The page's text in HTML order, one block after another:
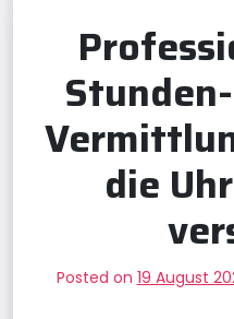
die
Posted on 19 August